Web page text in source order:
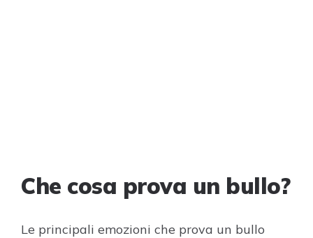
Che cosa prova un bullo?
Le principali emozioni che prova un bullo